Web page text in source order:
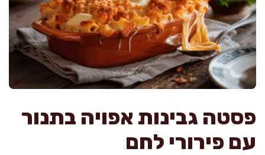
פסטה גבינות אפויה בתנור
עם פירורי לחם